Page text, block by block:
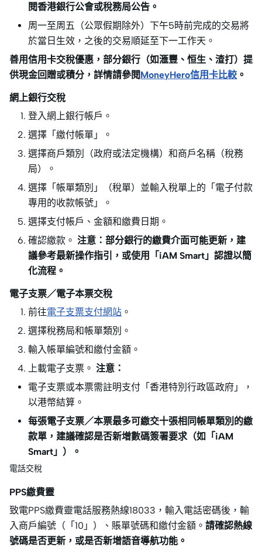
閱香港銀行公會或稅務局公告。
周一至周五（公眾假期除外）下午5時前完成的交易將
於當日生效，之後的交易順延至下一工作天。
善用信用卡交稅優惠，部分銀行（如滙豐、恒生、渣打）提
供現金回贈或積分，詳情請參閱MoneyHero信用卡比較 。
網上銀行交稅
登入網上銀行帳戶。
選擇「繳付帳單」。
選擇商戶類別（政府或法定機構）和商戶名稱（稅務
局）。
選擇「帳單類別」（稅單）並輸入稅單上的「電子付款
專用的收款帳號」。
選擇支付帳戶、金額和繳費日期。
確認繳款。 注意：部分銀行的繳費介面可能更新，建
議參考最新操作指引，或使用「iAM Smart」認證以簡
化流程。
電子支票／電子本票交稅
前往電子支票支付網站 。
選擇稅務局和帳單類別。
輸入帳單編號和繳付金額。
上載電子支票。 注意：
電子支票或本票需註明支付「香港特別行政區政府」，
以港幣結算。
每張電子支票／本票最多可繳交十張相同帳單類別的繳
款單，建議確認是否新增數碼簽署要求（如「iAM
Smart」）。
電話交稅
PPS繳費靈
致電PPS繳費靈電話服務熱線18033，輸入電話密碼後，輸
入商戶編號（「10」）、賬單號碼和繳付金額。 請確認熱線
號碼是否更新，或是否新增語音導航功能。